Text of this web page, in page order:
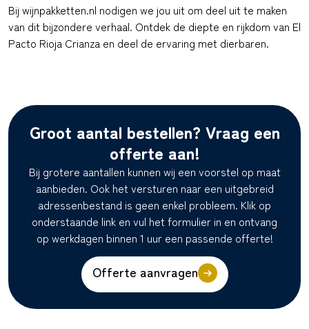
Bij wijnpakketten.nl nodigen we jou uit om deel uit te maken
van dit bijzondere verhaal. Ontdek de diepte en rijkdom van El
Pacto Rioja Crianza en deel de ervaring met dierbaren.
Groot aantal bestellen? Vraag een
offerte aan!
Bij grotere aantallen kunnen wij een voorstel op maat
aanbieden. Ook het versturen naar een uitgebreid
adressenbestand is geen enkel probleem. Klik op
onderstaande link en vul het formulier in en ontvang
op werkdagen binnen 1 uur een passende offerte!
Offerte aanvragen